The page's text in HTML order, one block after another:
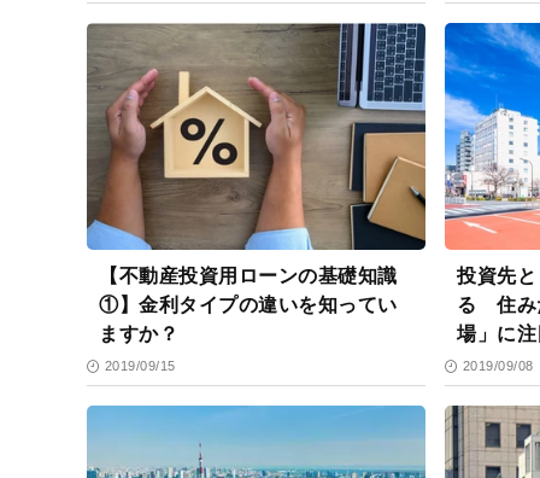
【不動産投資用ローンの基礎知識
①】金利タイプの違いを知ってい
ますか？
2019/09/15
投資先
る 住み
場」に
2019/09/08